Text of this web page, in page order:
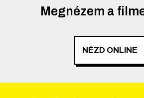
Megnézem a
NÉZD ONLINE